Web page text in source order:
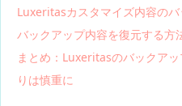
Luxeritasカスタマイズ内容の
バックアップ内容を復元する方
まとめ：Luxeritasのバックア
りは慎重に